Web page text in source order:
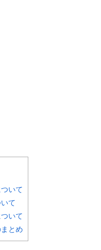
いて
て
いて
とめ